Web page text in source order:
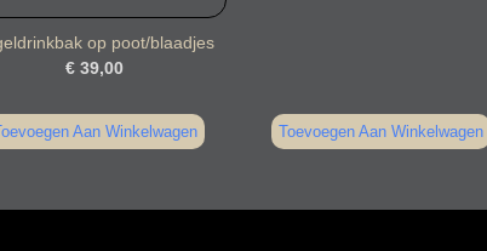
op poot/blaadjes
€ 39,00
Aan Winkelwagen Toevoegen Aan Winkelwagen